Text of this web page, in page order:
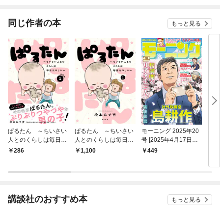
同じ作者の本 もっと見る
ぱるたん ～ちいさい
人とのくらしは毎日た
のしい～ 分冊版
286
ぱるたん ～ちいさい
人とのくらしは毎日た
のしい～（１）
1,100
モーニング 2025年20
号 [2025年4月17日発
売]449
十
講談社のおすすめ本 もっと見る